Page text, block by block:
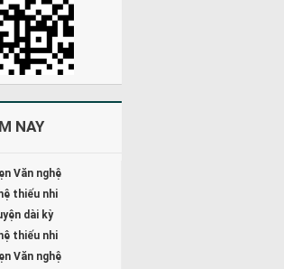
NAY
Văn nghệ
thiếu nhi
dài kỳ
thiếu nhi
Văn nghệ